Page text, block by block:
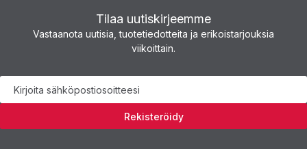
Tilaa uutiskirjeemme
Vastaanota uutisia, tuotetiedotteita ja erikoistarjouksia
viikoittain.
Uutiskirje
Rekisteröidy